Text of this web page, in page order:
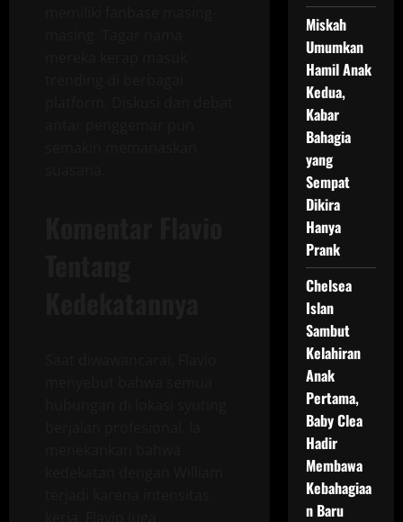
Miskah
Umumkan
Hamil Anak
Kedua,
Kabar
Bahagia
yang
Sempat
Dikira
Hanya
Prank
Chelsea
Islan
Sambut
Kelahiran
Anak
Pertama,
Baby Clea
Hadir
Membawa
Kebahagiaa
n Baru